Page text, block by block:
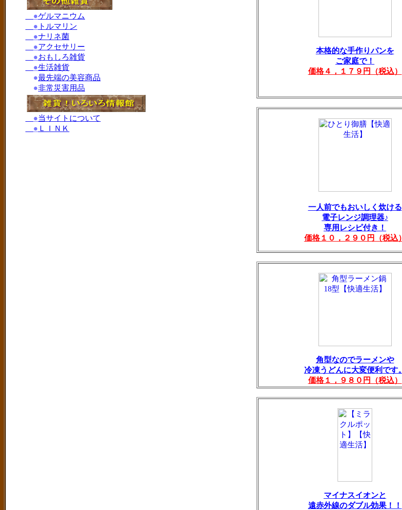
本格的な手作りパンを
ご家庭で！
価格４，１７９円（税込）
一人前でもおいしく炊ける
電子レンジ調理器♪
専用レシピ付き！
価格１０，２９０円（税込）
角型なのでラーメンや
冷凍うどんに大変便利です。
価格１，９８０円（税込）
マイナスイオンと
遠赤外線のダブル効果！！
●ゲルマニウム
● トルマリン
●ナリネ菌
●アクセサリー
●おもしろ雑貨
●生活雑貨
●最先端の美容商品
●非常災害用品
●当サイトについて
● ＬＩＮＫ